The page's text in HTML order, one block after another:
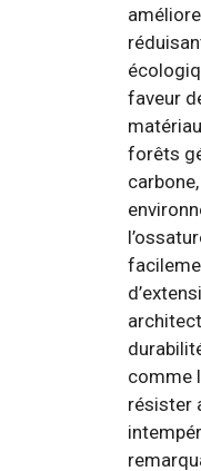
faveur
forêts
comme
résister